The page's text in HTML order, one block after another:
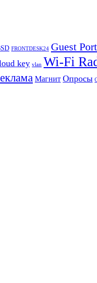
FRONTDESK24 Guest
key vlan Wi-Fi
Магнит Опросы